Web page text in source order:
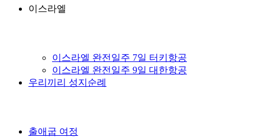
이스라엘
이스라엘 완전일주 7일 터키항공
이스라엘 완전일주 9일 대한항공
우리끼리 성지순례
출애굽 여정